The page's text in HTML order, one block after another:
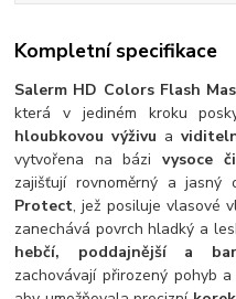
Kompletní specifikace
Salerm HD Colors Flash
která v jediném kroku
hloubkovou výživu a
vytvořena na bázivysoce
zajišťují rovnoměrný a jasný
Protect, jež posiluje vlasové
zanechává povrch hladký a
hebčí, poddajnější a
zachovávají přirozený pohyb